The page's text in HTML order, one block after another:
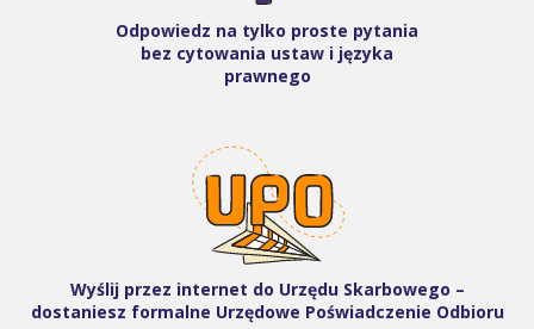
Odpowiedz na tylko proste pytania
bez cytowania ustaw i języka
prawnego
Wyślij przez internet do Urzędu Skarbowego –
dostaniesz formalne Urzędowe Poświadczenie Odbioru